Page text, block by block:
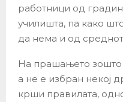
работници од
училишта, па како
да нема и од
На прашањето зошто
а не е избран некој
крши правилата,